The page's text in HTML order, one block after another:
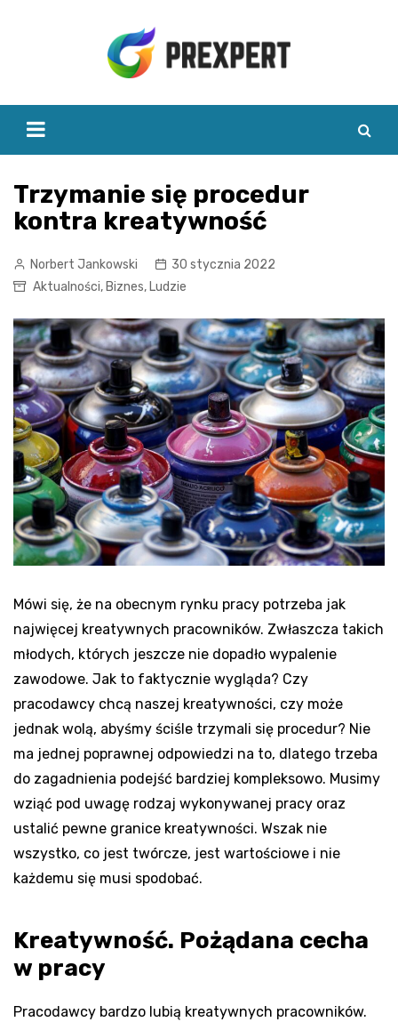
Trzymanie się procedur
kontra kreatywność
Norbert Jankowski
30 stycznia 2022
Aktualności, Biznes, Ludzie
Mówi się, że na obecnym rynku pracy potrzeba jak
najwięcej kreatywnych pracowników. Zwłaszcza takich
młodych, których jeszcze nie dopadło wypalenie
zawodowe. Jak to faktycznie wygląda? Czy
pracodawcy chcą naszej kreatywności, czy może
jednak wolą, abyśmy ściśle trzymali się procedur? Nie
ma jednej poprawnej odpowiedzi na to, dlatego trzeba
do zagadnienia podejść bardziej kompleksowo. Musimy
wziąć pod uwagę rodzaj wykonywanej pracy oraz
ustalić pewne granice kreatywności. Wszak nie
wszystko, co jest twórcze, jest wartościowe i nie
każdemu się musi spodobać.
Kreatywność. Pożądana cecha
w pracy
Pracodawcy bardzo lubią kreatywnych pracowników.